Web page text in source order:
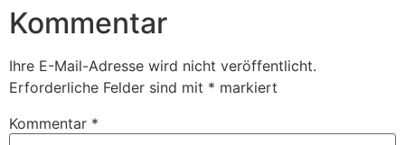
Kommentar
Ihre E-Mail-Adresse wird nicht veröffentlicht.
Erforderliche Felder sind mit * markiert
Kommentar *